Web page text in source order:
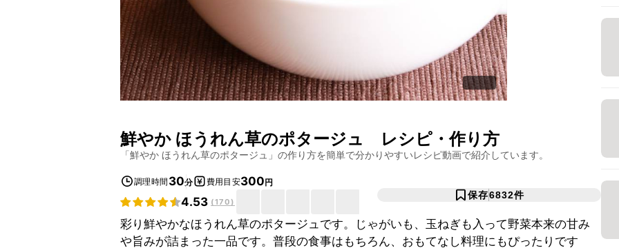
鮮やか ほうれん草のポタージュ レシピ・作り方
「鮮やか ほうれん草のポタージュ 」の作り方を簡単で分かりやすいレシピ動画で紹介しています。
調理時間 30分 費用目安300円
4.53 (170)
保存6832件
彩り鮮やかなほうれん草のポタージュです。じゃがいも、玉ねぎも入って野菜本来の甘み
や旨みが詰まった一品です。普段の食事はもちろん、おもてなし料理にもぴったりです